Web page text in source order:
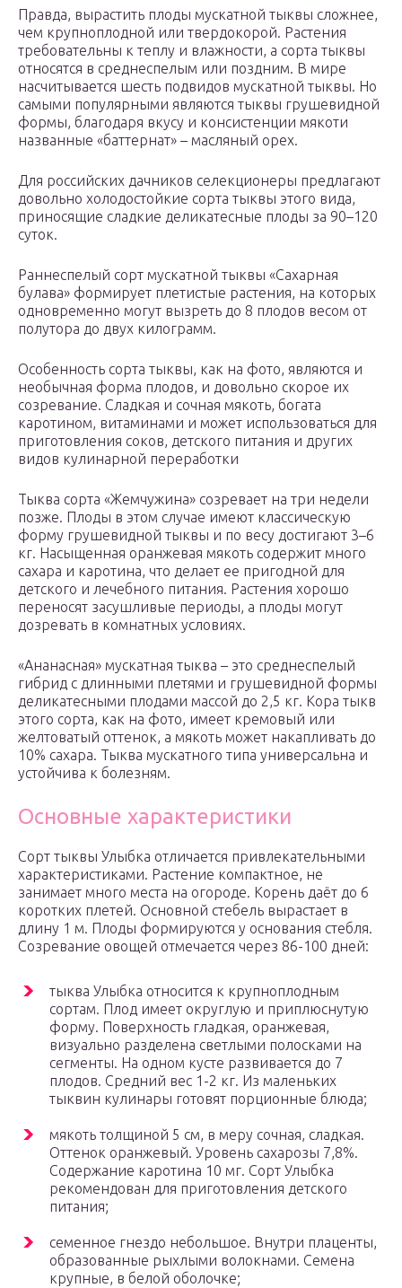
Правда, вырастить плоды мускатной тыквы сложнее,
чем крупноплодной или твердокорой. Растения
требовательны к теплу и влажности, а сорта тыквы
относятся в среднеспелым или поздним. В мире
насчитывается шесть подвидов мускатной тыквы. Но
самыми популярными являются тыквы грушевидной
формы, благодаря вкусу и консистенции мякоти
названные «баттернат» – масляный орех.
Для российских дачников селекционеры предлагают
довольно холодостойкие сорта тыквы этого вида,
приносящие сладкие деликатесные плоды за 90–120
суток.
Раннеспелый сорт мускатной тыквы «Сахарная
булава» формирует плетистые растения, на которых
одновременно могут вызреть до 8 плодов весом от
полутора до двух килограмм.
Особенность сорта тыквы, как на фото, являются и
необычная форма плодов, и довольно скорое их
созревание. Сладкая и сочная мякоть, богата
каротином, витаминами и может использоваться для
приготовления соков, детского питания и других
видов кулинарной переработки
Тыква сорта «Жемчужина» созревает на три недели
позже. Плоды в этом случае имеют классическую
форму грушевидной тыквы и по весу достигают 3–6
кг. Насыщенная оранжевая мякоть содержит много
сахара и каротина, что делает ее пригодной для
детского и лечебного питания. Растения хорошо
переносят засушливые периоды, а плоды могут
дозревать в комнатных условиях.
«Ананасная» мускатная тыква – это среднеспелый
гибрид с длинными плетями и грушевидной формы
деликатесными плодами массой до 2,5 кг. Кора тыкв
этого сорта, как на фото, имеет кремовый или
желтоватый оттенок, а мякоть может накапливать до
10% сахара. Тыква мускатного типа универсальна и
устойчива к болезням.
Основные характеристики
Сорт тыквы Улыбка отличается привлекательными
характеристиками. Растение компактное, не
занимает много места на огороде. Корень даёт до 6
коротких плетей. Основной стебель вырастает в
длину 1 м. Плоды формируются у основания стебля.
Созревание овощей отмечается через 86-100 дней:
тыква Улыбка относится к крупноплодным
сортам. Плод имеет округлую и приплюснутую
форму. Поверхность гладкая, оранжевая,
визуально разделена светлыми полосками на
сегменты. На одном кусте развивается до 7
плодов. Средний вес 1-2 кг. Из маленьких
тыквин кулинары готовят порционные блюда;
мякоть толщиной 5 см, в меру сочная, сладкая.
Оттенок оранжевый. Уровень сахарозы 7,8%.
Содержание каротина 10 мг. Сорт Улыбка
рекомендован для приготовления детского
питания;
семенное гнездо небольшое. Внутри плаценты,
образованные рыхлыми волокнами. Семена
крупные, в белой оболочке;